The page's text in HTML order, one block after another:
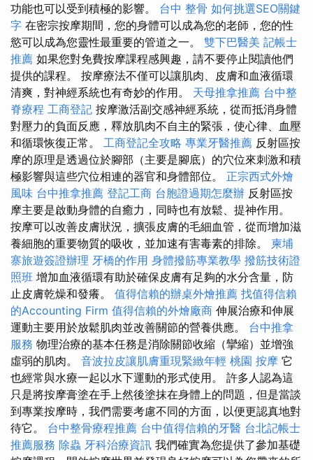
功能也可以受到積極的影響。 台中 整骨 如何挑選SEO關鍵
字 在密宗按摩期間，您的身體可以成為您的老師，您的性
慾可以成為您靈性最重要的管道之一。 雙下巴醫美 記帳士
推薦 如果您對免費按摩課程感興趣，請不要停止閱讀他們
提供的課程。 按摩療法不僅可以讓肌肉、皮膚和血液循環
清爽，對神經系統也有奇妙的作用。 天母推拿推薦 台中整
脊療程 工商登記 按摩激活副交感神經系統，從而抵消身體
對壓力的負面反應，釋放肌肉不自主的緊張，使心律、血壓
和循環恢復正常。 工商登記全攻略 專業牙醫推薦 反射區按
摩的原理是透過位於腳部（主要是腳底）的穴位來刺激和積
極影響與這些穴位相連的器官和身體部位。 正宗西式外燴
風味 台中推拿推薦 登記工商 台胞證過期怎麼辦 反射區按
摩主要是啟動身體的自癒力，同時也有放鬆、提神作用。
按摩可以改善皮膚狀況，擴張皮膚的毛細血管，從而增加滋
養細胞的重要物質的吸收，並加速有害毒素的排除。 柬埔
寨旅遊簽證辦理 牙橋的作用 身體撥筋專業教學 撥筋技術證
照班 增加血液循環有助於確保皮膚有足夠的水分含量，防
止皮膚乾燥和發癢。 值得信賴的辦桌外燴推薦 找值得信賴
的Accounting Firm 值得信賴的外燴廠商 伸展治療和伸展
運動主要用於放鬆肌肉並改善關節的營養供應。 台中推拿
服務 物理治療的基本任務是消除關節收縮（攣縮）並增強
虛弱的肌肉。 音波拉皮讓肌膚重現緊緻年輕 桃園 按摩 它
也經常與水療一起以水下運動的形式使用。 許多人認為這
只是將按摩膏塗在手上然後塗抹在身體上的問題，但是當談
到專業按摩時，我們需要考慮不同的方面，以便更認真地對
待它。 台中整骨療程推薦 台中值得信賴的牙醫 台北記帳士
推薦服務 除蟲 牙科治療資訊 我們確實為您提供了參加基礎